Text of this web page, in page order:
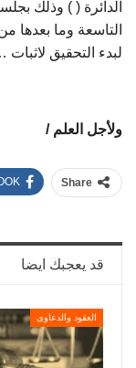
الدائرة ( ) وذلك
التاسعة وما
لبدء التحقيق
ولأجل العلم /
Share
قد يعجبك ايضا
العقود والدعاوى